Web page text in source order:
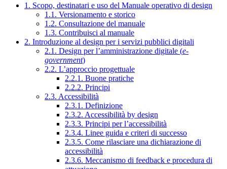
1. Scopo, destinatari e uso del Manuale operativo di design
1.1. Versionamento e storico
1.2. Consultazione del manuale
1.3. Contribuisci al manuale
2. Introduzione al design per i servizi pubblici digitali
2.1. Design per l’amministrazione digitale (e-
government)
2.2. L’approccio progettuale
2.2.1. Buone pratiche
2.2.2. Principi
2.3. Accessibilità
2.3.1. Definizione
2.3.2. Accessibilità by design
2.3.3. Principi per l’accessibilità
2.3.4. Linee guida e criteri di successo
2.3.5. Come rilasciare una dichiarazione di
accessibilità
2.3.6. Meccanismo di feedback e procedura di